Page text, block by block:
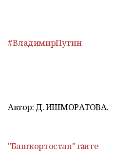
#ВладимирПутин
Автор: Д. ИШМОРАТОВА.
"Башҡортостан" гәзите